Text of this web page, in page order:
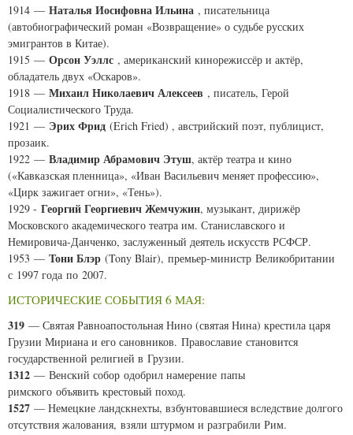
1914 — Наталья Иосифовна Ильина , писательница
(автобиографический роман «Возвращение» о судьбе русских
эмигрантов в Китае).
1915 — Орсон Уэллс , американский кинорежиссёр и актёр,
обладатель двух «Оскаров».
1918 — Михаил Николаевич Алексеев , писатель, Герой
Социалистического Труда.
1921 — Эрих Фрид (Erich Fried) , австрийский поэт, публицист,
прозаик.
1922 — Владимир Абрамович Этуш, актёр театра и кино
(«Кавказская пленница», «Иван Васильевич меняет профессию»,
«Цирк зажигает огни», «Тень»).
1929 - Георгий Георгиевич Жемчужин, музыкант, дирижёр
Московского академического театра им. Станиславского и
Немировича-Данченко, заслуженный деятель искусств РСФСР.
1953 — Тони Блэр (Tony Blair), премьер-министр Великобритании
с 1997 года по 2007.
ИСТОРИЧЕСКИЕ СОБЫТИЯ 6 МАЯ:
319 — Святая Равноапостольная Нино (святая Нина) крестила царя
Грузии Мириана и его сановников. Православие становится
государственной религией в Грузии.
1312 — Венский собор одобрил намерение папы
римского объявить крестовый поход.
1527 — Немецкие ландскнехты, взбунтовавшиеся вследствие долгого
отсутствия жалования, взяли штурмом и разграбили Рим.